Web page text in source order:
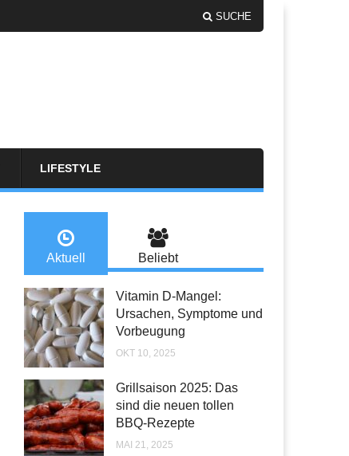
SUCHE
LIFESTYLE
Aktuell Beliebt
Vitamin D-Mangel:
Ursachen, Symptome und
Vorbeugung
OKT 10, 2025
Grillsaison 2025: Das
sind die neuen tollen
BBQ-Rezepte
MAI 21, 2025